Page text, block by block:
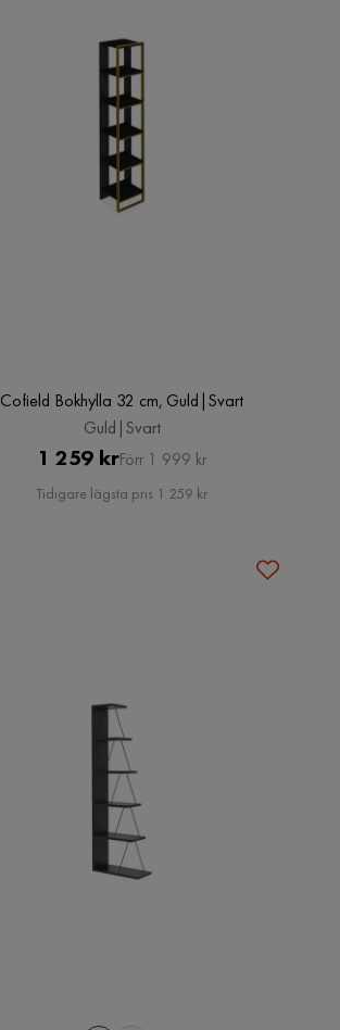
Cofield Bokhylla 32 cm, Guld|Svart
Guld|Svart
Pris
1 259 krOriginal
Pris
Förr 1 999 kr
Tidigare lägsta pris 1 259 kr